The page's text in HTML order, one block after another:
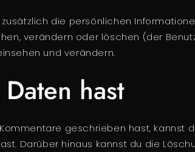
die persönlichen
verändern oder löschen (der
und verändern.
hast
geschrieben hast, kannst
Darüber hinaus kannst du die